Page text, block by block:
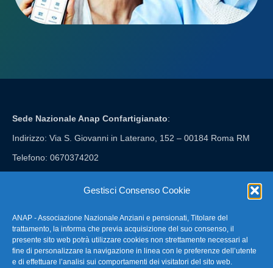
Gestisci Consenso Cookie
ANAP - Associazione Nazionale Anziani e pensionati, Titolare del
trattamento, la informa che previa acquisizione del suo consenso, il
presente sito web potrà utilizzare cookies non strettamente necessari al
fine di personalizzare la navigazione in linea con le preferenze dell’utente
e di effettuare l’analisi sui comportamenti dei visitatori del sito web.
Sede Nazionale Anap Confartigianato:
Indirizzo: Via S. Giovanni in Laterano, 152 – 00184 Roma RM
Telefono: 0670374202
FAQ – Domande Frequenti
La nostra Newsletter